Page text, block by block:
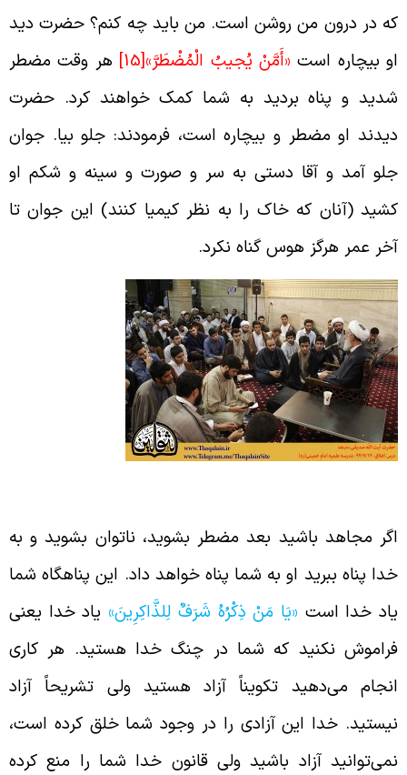
در درون من روشن است. من باید چه کنم؟ حضرت دید
بیچاره است«أَمَّنْ يُجيبُ الْمُضْطَرَّ»[15]
هر وقت مضطر
و پناه بردید به شما کمک خواهند کرد. حضرت
او مضطر و بیچاره است، فرمودند: جلو بیا. جوان
آمد و آقا دستی به سر و صورت و سینه و شکم او
(آنان که خاک را به نظر کیمیا کنند) این جوان تا
عمر هرگز هوس گناه نکرد.
مجاهد باشید بعد مضطر بشوید، ناتوان بشوید و به
پناه ببرید او به شما پناه خواهد داد. این پناهگاه شما
خدا است«يَا مَنْ ذِكْرُهُ شَرَفٌ لِلذَّاكِرِينَ»یاد خدا یعنی
نکنید که شما در چنگ خدا هستید. هر کاری
می‌دهید تکویناً آزاد هستید ولی تشریحاً آزاد
خدا این آزادی را در وجود شما خلق کرده است،
آزاد باشید ولی قانون خدا شما را منع کرده